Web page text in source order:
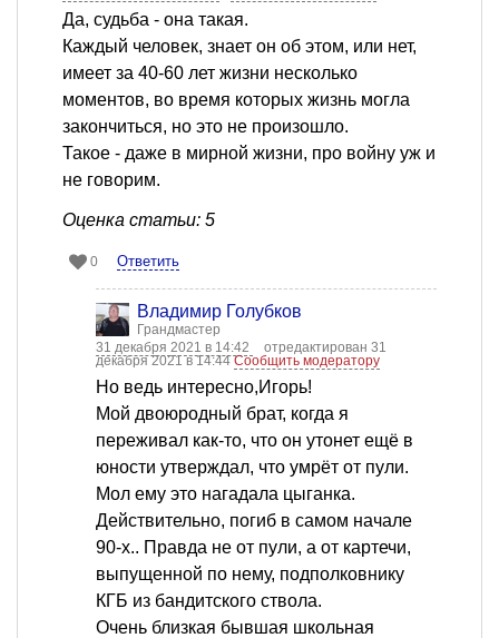
Да, судьба - она такая.
Каждый человек, знает он об этом, или нет,
имеет за 40-60 лет жизни несколько
моментов, во время которых жизнь могла
закончиться, но это не произошло.
Такое - даже в мирной жизни, про войну уж и
не говорим.
Оценка статьи: 5
0 Ответить
Владимир Голубков
Грандмастер
31 декабря 2021 в 14:42
отредактирован 31
декабря 2021 в 14:44Сообщить модератору
Но ведь интересно,Игорь!
Мой двоюродный брат, когда я
переживал как-то, что он утонет ещё в
юности утверждал, что умрёт от пули.
Мол ему это нагадала цыганка.
Действительно, погиб в самом начале
90-х.. Правда не от пули, а от картечи,
выпущенной по нему, подполковнику
КГБ из бандитского ствола.
Очень близкая бывшая школьная